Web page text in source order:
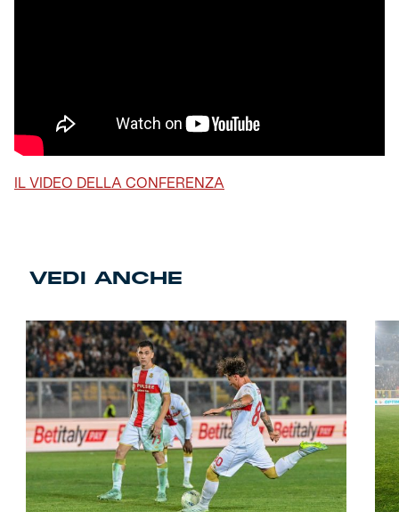
IL VIDEO DELLA CONFERENZA
VEDI ANCHE